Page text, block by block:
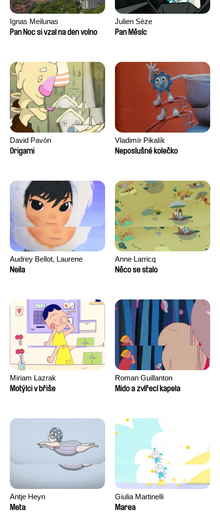
Ignas Meilunas
Pan Noc si vzal na den volno
Julien Sèze
Pan Měsíc
David Pavón
Origami
Vladimír Pikalík
Neposlušné kolečko
Audrey Bellot, Laurene
Desoutter, Amandine
David Tabar, Guillaume
Vezzoli, Eline Zhang
Neila
Anne Larricq
Něco se stalo
Miriam Lazrak
Motýlci v břiše
Roman Guillanton
Mido a zvířecí kapela
Antje Heyn
Meta
Giulia Martinelli
Marea